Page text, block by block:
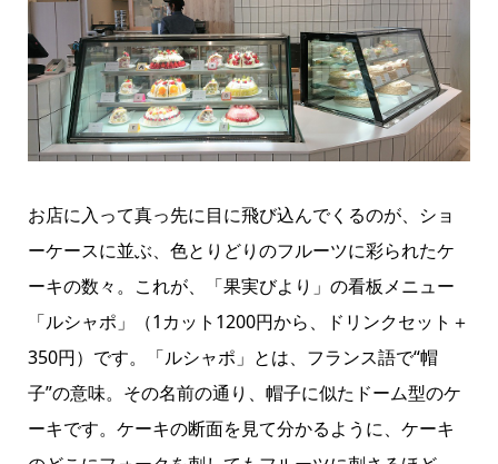
お店に入って真っ先に目に飛び込んでくるのが、ショ
ーケースに並ぶ、色とりどりのフルーツに彩られたケ
ーキの数々。これが、「果実びより」の看板メニュー
「ルシャポ」（1カット1200円から、ドリンクセット＋
350円）です。「ルシャポ」とは、フランス語で“帽
子”の意味。その名前の通り、帽子に似たドーム型のケ
ーキです。ケーキの断面を見て分かるように、ケーキ